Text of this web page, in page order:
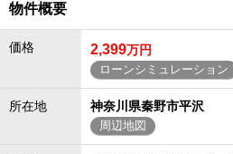
物件概要
価格 2,399万円
ローンシミュレーション
所在地 神奈川県秦野市平沢
周辺地図